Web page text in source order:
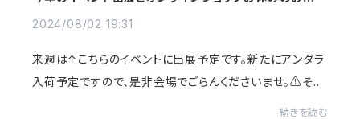
2024/08/02 19:31
来週は↑こちらのイベントに出展予定です。新たにアンダラ
入荷予定ですので、是非会場でごらんくださいませ。⚠️それ
続きを読む